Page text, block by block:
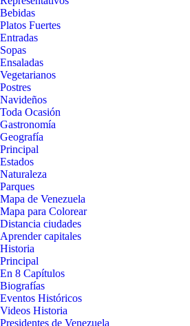
Bebidas
Platos Fuertes
Entradas
Sopas
Ensaladas
Vegetarianos
Postres
Navideños
Toda Ocasión
Gastronomía
Geografía
Principal
Estados
Naturaleza
Parques
Mapa de Venezuela
Mapa para Colorear
Distancia ciudades
Aprender capitales
Historia
Principal
En 8 Capítulos
Biografías
Eventos Históricos
Videos Historia
Presidentes de Venezuela